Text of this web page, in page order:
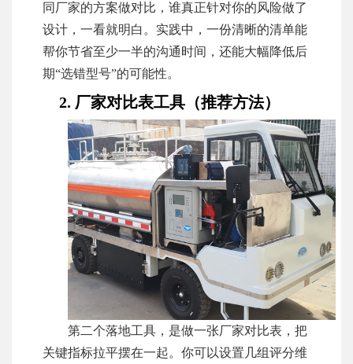
同厂家的方案做对比，谁真正针对你的风险做了
设计，一看就明白。实践中，一份清晰的清单能
帮你节省至少一半的沟通时间，还能大幅降低后
期“选错型号”的可能性。
2. 厂家对比表工具（推荐方法）
第二个落地工具，是做一张厂家对比表，把
关键指标拉平摆在一起。你可以设置几组评分维